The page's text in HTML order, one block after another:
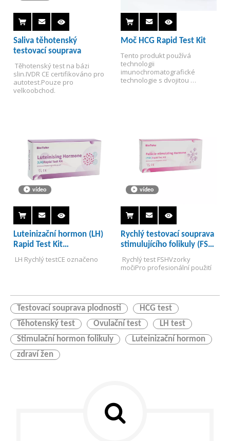
Saliva těhotenský
testovací souprava
Těhotenský test na bázi
slin.IVDR CE certifikováno pro
autotest.Pouze pro
velkoobchod.
Moč HCG Rapid Test Kit
Tento produkt používá
technologii
imunochromatografické
technologie s dvojitou
vídeo
Luteinizační hormon (LH)
Rapid Test Kit
(imunochromatografický
test)
LH Rychlý testCE označeno
vídeo
Rychlý testovací souprava
stimulujícího folikuly (FSH)
(imunochromatografický
test)
Rychlý test FSHVzorky
močiPro profesionální použití
Testovací souprava plodnosti
HCG test
Těhotenský test
Ovulační test
LH test
Stimulační hormon folikuly
Luteinizační hormon
zdraví žen